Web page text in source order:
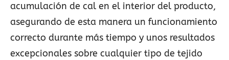
acumulación de cal en el interior del producto,
asegurando de esta manera un funcionamiento
correcto durante más tiempo y unos resultados
excepcionales sobre cualquier tipo de tejido